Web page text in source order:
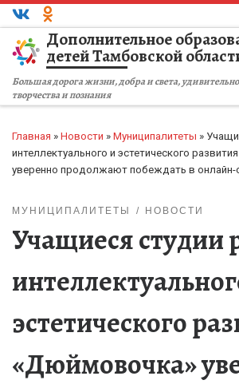
Перейти к содержимому
Дополнительное
детей Тамбовской
Большая дорога жизни, добра и света,
творчества и познания
Главная » Новости » Муниципалитеты »
интеллектуального и эстетического
уверенно продолжают побеждать в онлайн-
МУНИЦИПАЛИТЕТЫ НОВОСТИ
Учащиеся студии
эстетического
«Дюймовочка»